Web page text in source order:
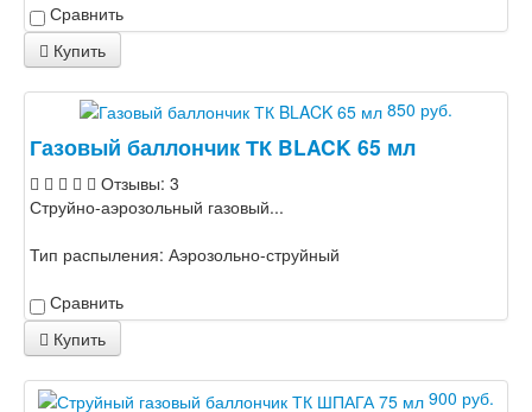
Сравнить
Купить
850 руб.
Газовый баллончик ТК BLACK 65 мл
Отзывы: 3
Струйно-аэрозольный газовый...
Тип распыления: Аэрозольно-струйный
Сравнить
Купить
900 руб.